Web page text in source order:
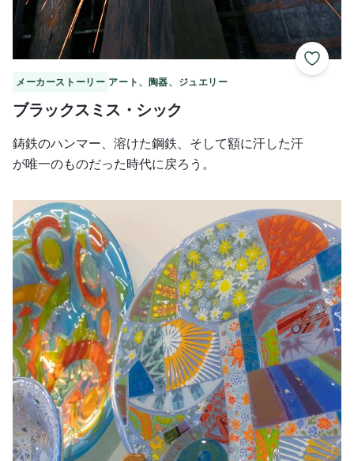
お気に
メーカーストーリー アート、陶器、ジュエリー
ブラックスミス・シック
鋳鉄のハンマー、溶けた鋼鉄、そして額に汗した汗
が唯一のものだった時代に戻ろう。
ヒギンズ・グラス・スタジオ